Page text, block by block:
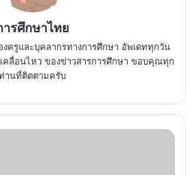
ารศึกษาไทย
งครูและบุคลากรทางการศึกษา อัพเดททุกวัน
คลื่อนไหว ของข่าวสารการศึกษา ขอบคุณทุก
านที่ติดตามครับ